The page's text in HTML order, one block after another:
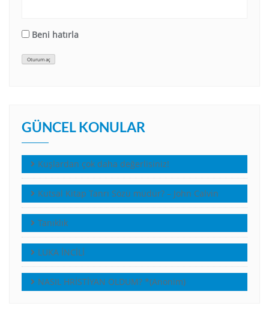
Beni hatırla
Oturum aç
GÜNCEL KONULAR
Kuşlardan çok daha değerlisiniz!
Kutsal Kitap Tanrı Sözü müdür? – John Calvin
Tanıklık
LUKA İNCİLİ
NASIL HRİSTİYAN OLDUM? *(Anonim)